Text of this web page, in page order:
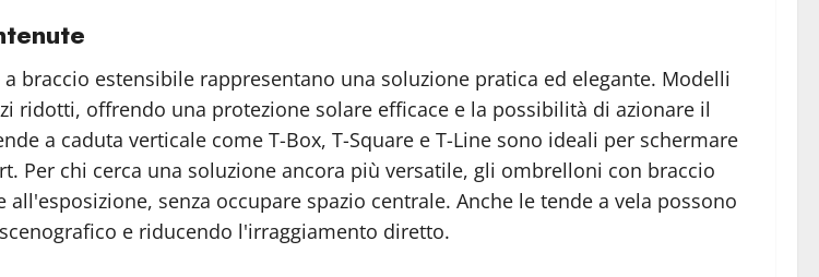
braccio estensibile rappresentano una soluzione pratica ed elegante. Modelli
ridotti, offrendo una protezione solare efficace e la possibilità di azionare il
a caduta verticale come T-Box, T-Square e T-Line sono ideali per schermare
Per chi cerca una soluzione ancora più versatile, gli ombrelloni con braccio
senza occupare spazio centrale. Anche le tende a vela possono
e riducendo l'irraggiamento diretto.